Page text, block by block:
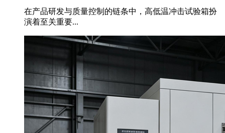
在产品研发与质量控制的链条中，高低温冲击试验箱扮
演着至关重要...